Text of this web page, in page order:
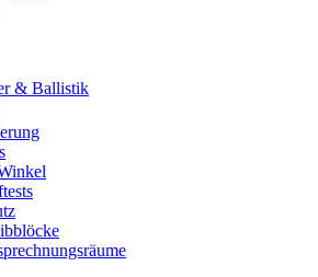
& Ballistik